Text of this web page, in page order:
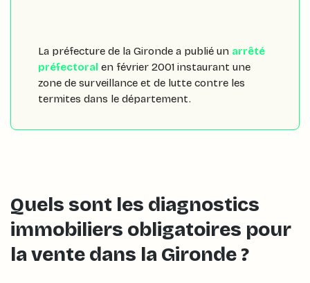
La préfecture de la Gironde a publié un arrêté
préfectoral en février 2001 instaurant une
zone de surveillance et de lutte contre les
termites dans le département.
Quels sont les diagnostics
immobiliers obligatoires pour
la vente dans la Gironde ?